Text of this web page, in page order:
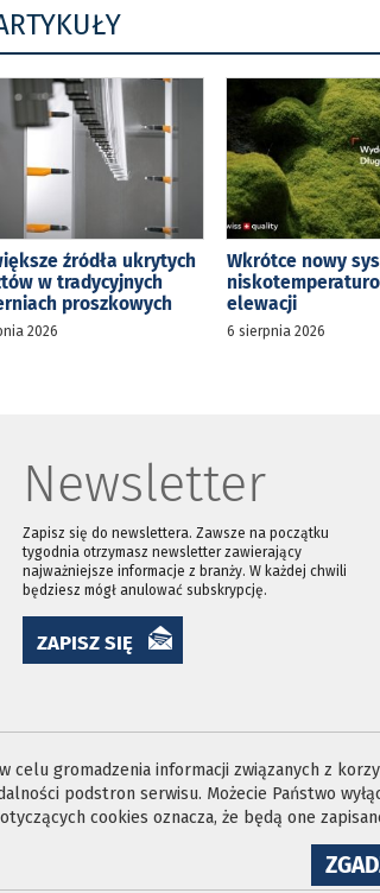
źródła ukrytych
w tradycyjnych
proszkowych
2026
Wkrótce nowy
elewacji
6 sierpnia 2026
Newsletter
Zapisz się do newslettera. Zawsze na początku
tygodnia otrzymasz newsletter zawierający
najważniejsze informacje z branży. W każdej chwili
będziesz mógł anulować subskrypcję.
ZAPISZ SIĘ
celu gromadzenia informacji związanych z
podstron serwisu. Możecie Państwo
cookies oznacza, że będą one